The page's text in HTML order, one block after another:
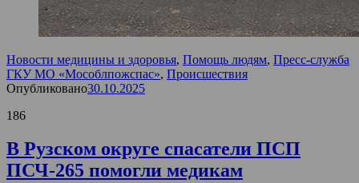
Новости медицины и здоровья, Помощь людям, Пресс-служба
ГКУ МО «Мособлпожспас», Происшествия
Опубликовано30.10.2025
186
В Рузском округе спасатели ПСП
ПСЧ-265 помогли медикам